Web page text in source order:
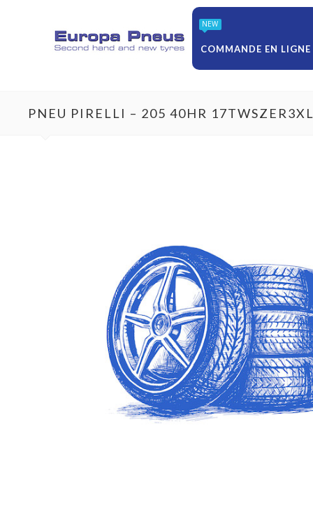
NEW
COMMANDE EN LIGNE
PNEU PIRELLI – 205 40HR